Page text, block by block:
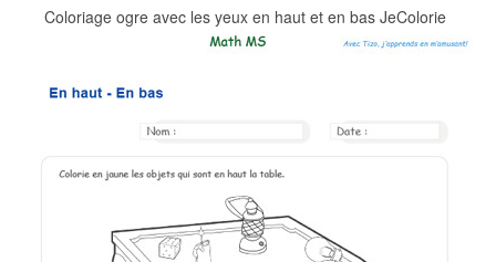
Coloriage ogre avec les yeux en haut et en bas JeColorie